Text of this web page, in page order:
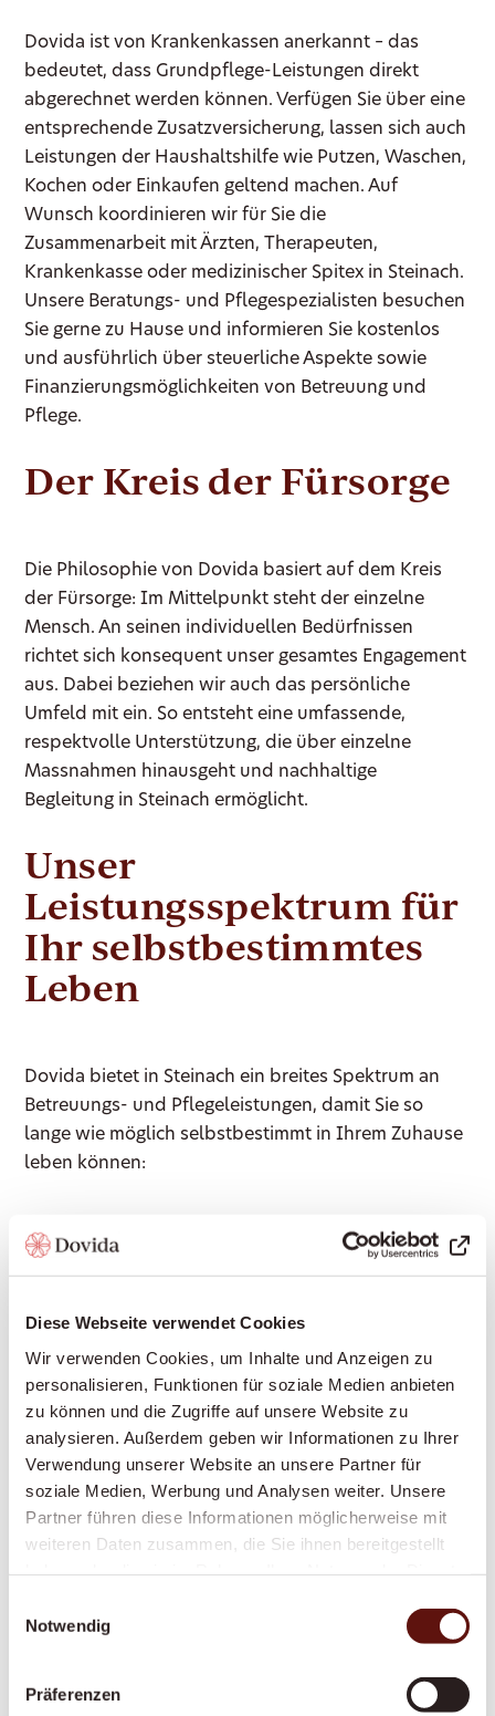
Diese Webseite verwendet Cookies
Wir verwenden Cookies, um Inhalte und Anzeigen zu
personalisieren, Funktionen für soziale Medien anbieten
zu können und die Zugriffe auf unsere Website zu
analysieren. Außerdem geben wir Informationen zu Ihrer
Verwendung unserer Website an unsere Partner für
soziale Medien, Werbung und Analysen weiter. Unsere
Partner führen diese Informationen möglicherweise mit
weiteren Daten zusammen, die Sie ihnen bereitgestellt
Notwendig
Präferenzen
Dovida ist von Krankenkassen anerkannt – das
bedeutet, dass Grundpflege-Leistungen direkt
abgerechnet werden können. Verfügen Sie über eine
entsprechende Zusatzversicherung, lassen sich auch
Leistungen der Haushaltshilfe wie Putzen, Waschen,
Kochen oder Einkaufen geltend machen. Auf
Wunsch koordinieren wir für Sie die
Zusammenarbeit mit Ärzten, Therapeuten,
Krankenkasse oder medizinischer Spitex in Steinach.
Unsere Beratungs- und Pflegespezialisten besuchen
Sie gerne zu Hause und informieren Sie kostenlos
und ausführlich über steuerliche Aspekte sowie
Finanzierungsmöglichkeiten von Betreuung und
Pflege.
Der Kreis der Fürsorge
Die Philosophie von Dovida basiert auf dem Kreis
der Fürsorge: Im Mittelpunkt steht der einzelne
Mensch. An seinen individuellen Bedürfnissen
richtet sich konsequent unser gesamtes Engagement
aus. Dabei beziehen wir auch das persönliche
Umfeld mit ein. So entsteht eine umfassende,
respektvolle Unterstützung, die über einzelne
Massnahmen hinausgeht und nachhaltige
Begleitung in Steinach ermöglicht.
Unser
Leistungsspektrum für
Ihr selbstbestimmtes
Leben
Dovida bietet in Steinach ein breites Spektrum an
Betreuungs- und Pflegeleistungen, damit Sie so
lange wie möglich selbstbestimmt in Ihrem Zuhause
leben können:
Gesellschaft leisten: Gespräche führen, Vorlesen,
gemeinsame Spiele, Erinnerungen teilen – für
Wäsche waschen, leichte Reinigungsarbeiten
Spaziergänge, Kulturveranstaltungen – wir sind an
Ihrer Seite
Einkaufen und Mahlzeiten zubereiten: Frische,
gesunde Ernährung ganz nach Ihrem Geschmack
Grundpflege: Hilfe bei der Körperpflege, beim An-
Erinnerung an Medikamente: Damit Ihre
Medikamente zuverlässig zum richtigen Zeitpunkt
Betreuung bei Demenz oder Parkinson: